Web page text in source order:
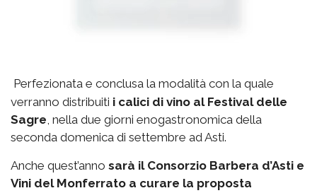
Perfezionata e conclusa la modalità con la quale
verranno distribuiti i calici di vino al Festival delle
Sagre, nella due giorni enogastronomica della
seconda domenica di settembre ad Asti.
Anche quest’anno sarà il Consorzio Barbera d’Asti e
Vini del Monferrato a curare la proposta